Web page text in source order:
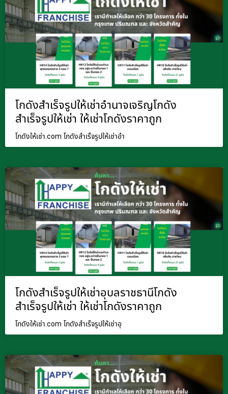
โกดังสำเร็จรูปให้เช่าอำนาจเจริญโกดัง
สำเร็จรูปให้เช่า ให้เช่าโกดังราคาถูก
โกดังให้เช่า.com โกดังสำเร็จรูปให้เช่าอำ
โกดังสำเร็จรูปให้เช่าอุบลราชธานีโกดัง
สำเร็จรูปให้เช่า ให้เช่าโกดังราคาถูก
โกดังให้เช่า.com โกดังสำเร็จรูปให้เช่าอุ